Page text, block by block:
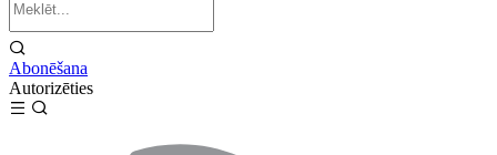
Abonēšana
Autorizēties